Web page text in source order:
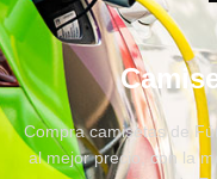
Compra camisetas de
al mejor precio, con la